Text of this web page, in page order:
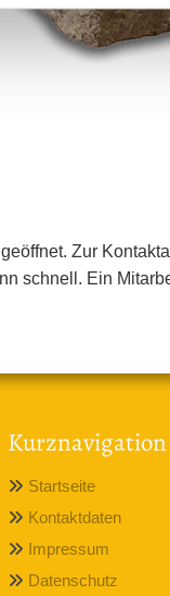
Zur
schnell. Ein
Kurznavigation
 Startseite
 Kontaktdaten
 Impressum
 Datenschutz